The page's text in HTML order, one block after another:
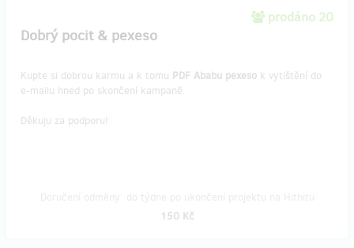
prodáno 20
Dobrý pocit & pexeso
Kupte si dobrou karmu a k tomu PDF Ababu pexeso k vytištění do
e-mailu hned po skončení kampaně.
Děkuju za podporu!
150 Kč